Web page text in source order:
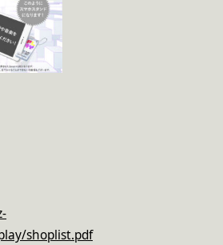
shoplist.pdf